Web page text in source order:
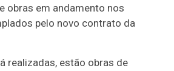
obras em andamento nos
pelo novo contrato da
realizadas, estão obras de